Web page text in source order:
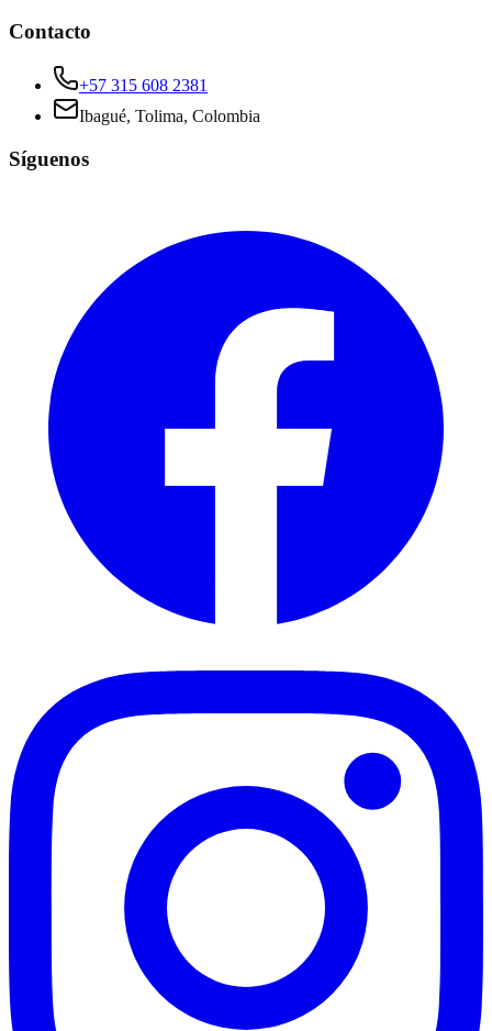
Contacto
+57 315 608 2381
Ibagué, Tolima, Colombia
Síguenos